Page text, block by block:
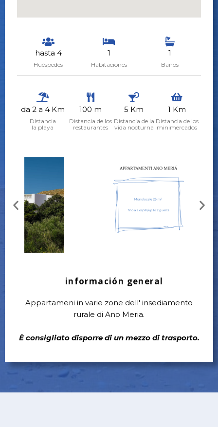
hasta 4
Huéspedes
1
Habitaciones
1
Baños
da 2 a 4 Km
Distancia
la playa
100 m
Distancia de los
restaurantes
5 Km
Distancia de la
vida nocturna
1 Km
Distancia de los
minimercados
información general
Appartameni in varie zone dell' insediamento
rurale di Ano Meria.
È consigliato disporre di un mezzo di trasporto.